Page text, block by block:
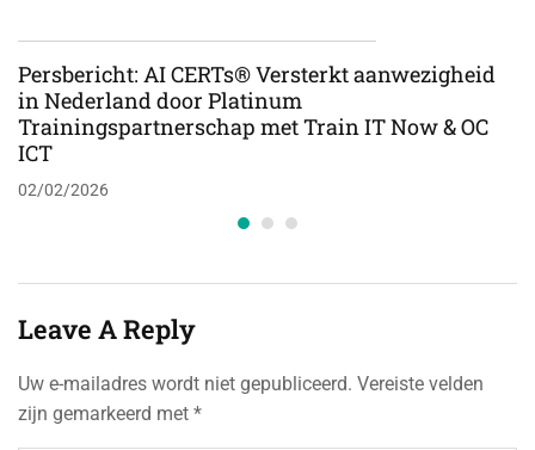
Persbericht: AI CERTs® Versterkt aanwezigheid
in Nederland door Platinum
Trainingspartnerschap met Train IT Now & OC
ICT
02/02/2026
Leave A Reply
Uw e-mailadres wordt niet gepubliceerd. Vereiste velden
zijn gemarkeerd met *